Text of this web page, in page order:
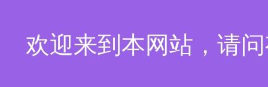
欢迎来到本网站，请